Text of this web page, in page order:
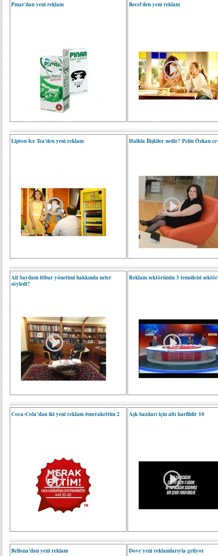
Pınar'dan yeni reklam Becel'den yeni reklam
Lipton Ice Tea'den yeni reklam Halkla İlişkiler nedir? Pelin Özkan
Ali Saydam itibar yönetimi hakkında neler
söyledi?
Reklam sektörünün 3 temsilcisi
Coca-Cola’dan iki yeni reklam #merakettim 2 Aşk bazıları için altı harflidir 10
Bellona'dan yeni reklam Dove yeni reklamlarıyla geliyor